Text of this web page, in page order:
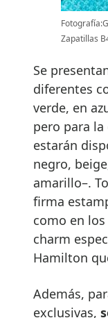
Zapatillas
Se
diferentes
verde, en
pero para
estarán
negro,
amarillo–.
firma
como en
charm
Hamilton
Además,
exclusivas,